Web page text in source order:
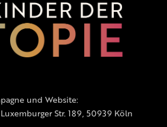
und Website:
Str. 189, 50939 Köln